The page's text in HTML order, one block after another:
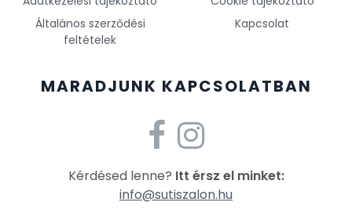
Általános szerződési
feltételek
Kapcsolat
MARADJUNK KAPCSOLATBAN
Kérdésed lenne? Itt érsz el minket:
info@sutiszalon.hu